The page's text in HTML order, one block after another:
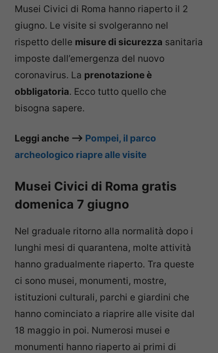
Musei Civici di Roma hanno riaperto il 2
giugno. Le visite si svolgeranno nel
rispetto delle misure di sicurezza sanitaria
imposte dall’emergenza del nuovo
coronavirus. La prenotazione è
obbligatoria. Ecco tutto quello che
bisogna sapere.
Leggi anche –> Pompei, il parco
archeologico riapre alle visite
Musei Civici di Roma gratis
domenica 7 giugno
Nel graduale ritorno alla normalità dopo i
lunghi mesi di quarantena, molte attività
hanno gradualmente riaperto. Tra queste
ci sono musei, monumenti, mostre,
istituzioni culturali, parchi e giardini che
hanno cominciato a riaprire alle visite dal
18 maggio in poi. Numerosi musei e
monumenti hanno riaperto ai primi di